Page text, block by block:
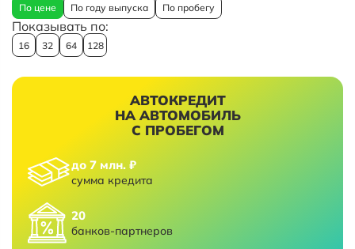
По цене По году выпуска По пробегу
Показывать по:
16 32 64 128
АВТОКРЕДИТ
НА АВТОМОБИЛЬ
С ПРОБЕГОМ
до 7 млн. ₽
сумма кредита
20
банков-партнеров